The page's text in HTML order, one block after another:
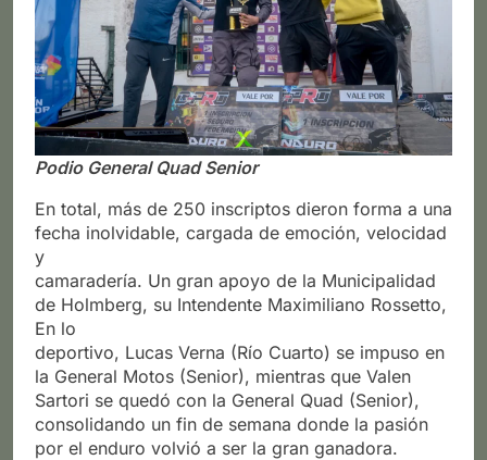
Podio General Quad Senior
En total, más de 250 inscriptos dieron forma a una
fecha inolvidable, cargada de emoción, velocidad
y
camaradería. Un gran apoyo de la Municipalidad
de Holmberg, su Intendente Maximiliano Rossetto,
En lo
deportivo, Lucas Verna (Río Cuarto) se impuso en
la General Motos (Senior), mientras que Valen
Sartori se quedó con la General Quad (Senior),
consolidando un fin de semana donde la pasión
por el enduro volvió a ser la gran ganadora.